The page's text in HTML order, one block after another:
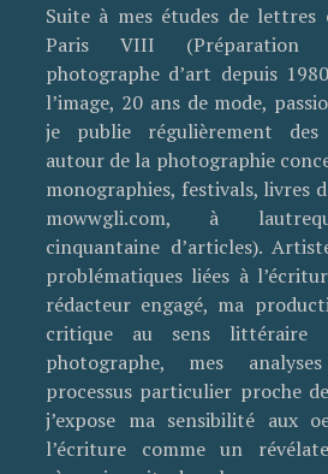
Suite à mes études de lettres
Paris VIII (Préparation
photographe d’art depuis
l’image, 20 ans de mode,
je publie régulièrement
autour de la photographie
monographies, festivals, livres
mowwgli.com, à
cinquantaine d’articles).
problématiques liées à
rédacteur engagé, ma
critique au sens littéraire
photographe, mes
processus particulier proche
j’expose ma sensibilité aux
l’écriture comme un